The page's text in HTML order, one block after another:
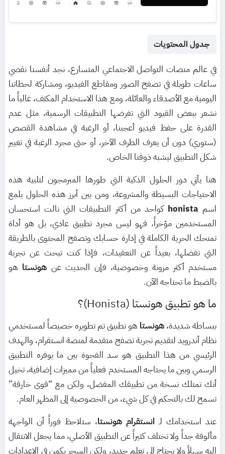
جدول المحتويات
في عالم منصات التواصل الاجتماعي المتسارع، نجد أنفسنا نقضي
ساعات طويلة في تصفح الصور ومقاطع الفيديو، ومشاركة لحظاتنا
اليومية مع الأصدقاء والعائلة، ومع هذا الاستخدام المكثف، غالباً ما
نشعر ببعض القيود التي تفرضها التطبيقات الرسمية، مثل عدم
القدرة على حفظ فيديو أعجبنا، أو الرغبة في مشاهدة القصص
(ستوري) دون أن يعرف الطرف الآخر، أو حتى مجرد الرغبة في تغيير
شكل التطبيق ليشبه ذوقنا الخاص.
هنا يأتي دور الحلول الذكية التي طورها المبرمجون لتلبية هذه
الاحتياجات البسيطة والمشروعة، ومن بين أبرز هذه الحلول يلمع
اسمhonista كواحد من أكثر التطبيقات التي نالت استحسان
المستخدمين مؤخراً، فهو ليس مجرد تطبيق عادي، بل هو أداة
تمنحك الحرية الكاملة في إدارة حسابك وتصفح المحتوى بالطريقة
التي تفضلها، بعيداً عن التعقيدات، فإذا كنت تبحث عن تجربة
مستخدم أكثر مرونة وخصوصية، فإن الحديث عن هونستا هو
بالضبط ما تحتاجه الآن.
ما هو تطبيق هونستا (Honista)؟
ببساطة شديدة، هونستا هو تطبيق تم تطويره خصيصاً لمستخدمي
نظام أندرويد لتقديم تجربة تصفح متقدمة لمنصة انستقرام، والهدف
الرئيسي من هذا التطبيق هو سد الفجوة بين ما يوفره التطبيق
الرسمي وبين ما يحتاجه المستخدم فعلياً من مميزات إضافية، تخيل
أنك تمتلك نسخة من تطبيقك المفضل، ولكن مع “قوى خارقة”
تسمح لك بالتحكم في كل شيء، من الخصوصية إلى المظهر العام.
عند استخدامك لـ انستقرام هونستا، ستلاحظ فوراً أن الواجهة
مألوفة جداً ولا تختلف كثيراً عن التطبيق الأصلي، مما يجعل الانتقال
إليه سهلاً ولا يحتاج إلى تعلم جديد، ولكن السحر يكمن في الإعدادات